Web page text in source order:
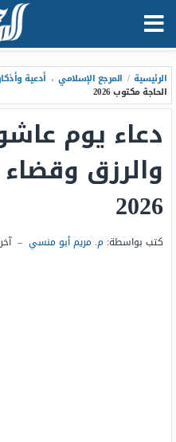
الرئيسية / المرجع الإسلامي ، أدعية
الحاجة مكتوب 2026
دعاء يوم
والرزق
2026
كتب بواسطة: م. مريم أبو منسي –